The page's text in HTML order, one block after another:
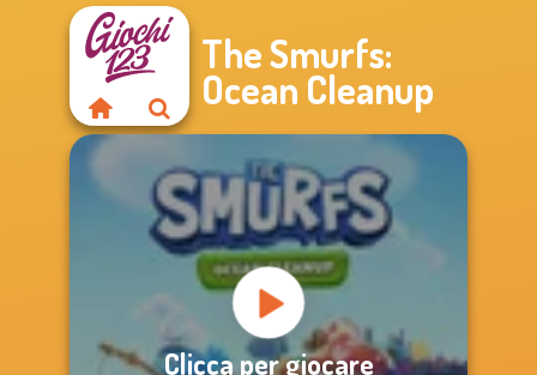
The Smurfs:
Ocean Cleanup
Clicca per giocare